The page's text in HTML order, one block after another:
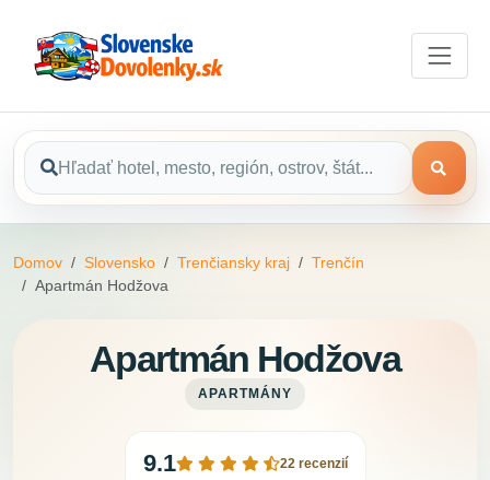
Domov Slovensko Trenčiansky kraj
Trenčín
Apartmán Hodžova
Apartmán Hodžova
APARTMÁNY
9.1 22 recenzií